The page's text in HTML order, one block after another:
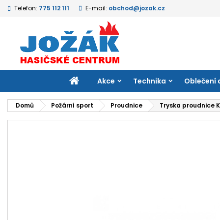
Telefon: 775 112 111 E-mail: obchod@jozak.cz
DOMŮAkce Technika Oblečení
Domů Požární sport Proudnice Tryska proudnice